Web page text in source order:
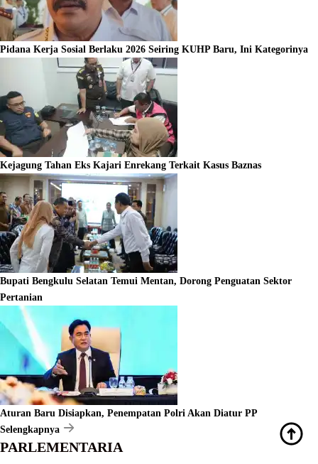
Pidana Kerja Sosial Berlaku 2026 Seiring KUHP Baru, Ini Kategorinya
Kejagung Tahan Eks Kajari Enrekang Terkait Kasus Baznas
Bupati Bengkulu Selatan Temui Mentan, Dorong Penguatan Sektor
Pertanian
Aturan Baru Disiapkan, Penempatan Polri Akan Diatur PP
Selengkapnya
PARLEMENTARIA